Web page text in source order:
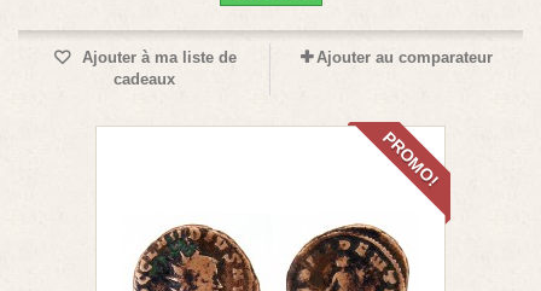
Ajouter à ma liste de
cadeaux
Ajouter au comparateur
PROMO!